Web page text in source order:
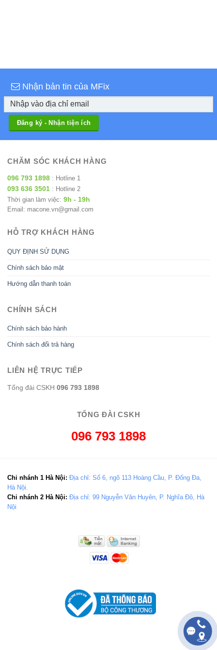
Nhận bản tin của MFix
CHĂM SÓC KHÁCH HÀNG
096 793 1898 : Hotline 1
093 636 3501 : Hotline 2
Thời gian làm việc: 9h - 19h
Email: macone.vn@gmail.com
HỖ TRỢ KHÁCH HÀNG
QUY ĐỊNH SỬ DỤNG
Chính sách bảo mật
Hướng dẫn thanh toán
CHÍNH SÁCH
Chính sách bảo hành
Chính sách đổi trả hàng
LIÊN HỆ TRỰC TIẾP
Tổng đài CSKH 096 793 1898
TỔNG ĐÀI CSKH
096 793 1898
Chi nhánh 1 Hà Nội: Địa chỉ: Số 6, ngõ 113 Hoàng Cầu, P. Đống Đa,
Hà Nội.
Chi nhánh 2 Hà Nội: Địa chỉ: 99 Nguyễn Văn Huyên, P. Nghĩa Đô, Hà
Nội